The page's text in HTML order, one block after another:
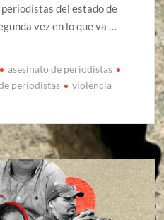
del estado de
vez en lo que va …
asesinato de periodistas
periodistas
violencia